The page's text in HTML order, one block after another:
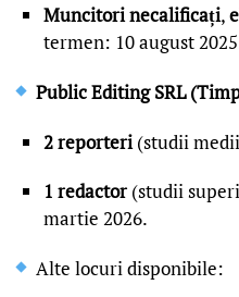
Muncitori necalificați,
termen: 10 august
Public Editing SRL
2 reporteri(studii
1 redactor(studii
martie 2026.
Alte locuri disponibile: